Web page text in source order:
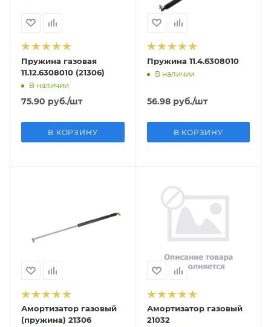
Пружина газовая
11.12.6308010 (21306)
В наличии
75.90 руб./шт
В КОРЗИНУ
Пружина 11.4.6308010
В наличии
56.98руб./шт
В КОРЗИНУ
Амортизатор газовый
(пружина) 21306
Амортизатор газовый
21032